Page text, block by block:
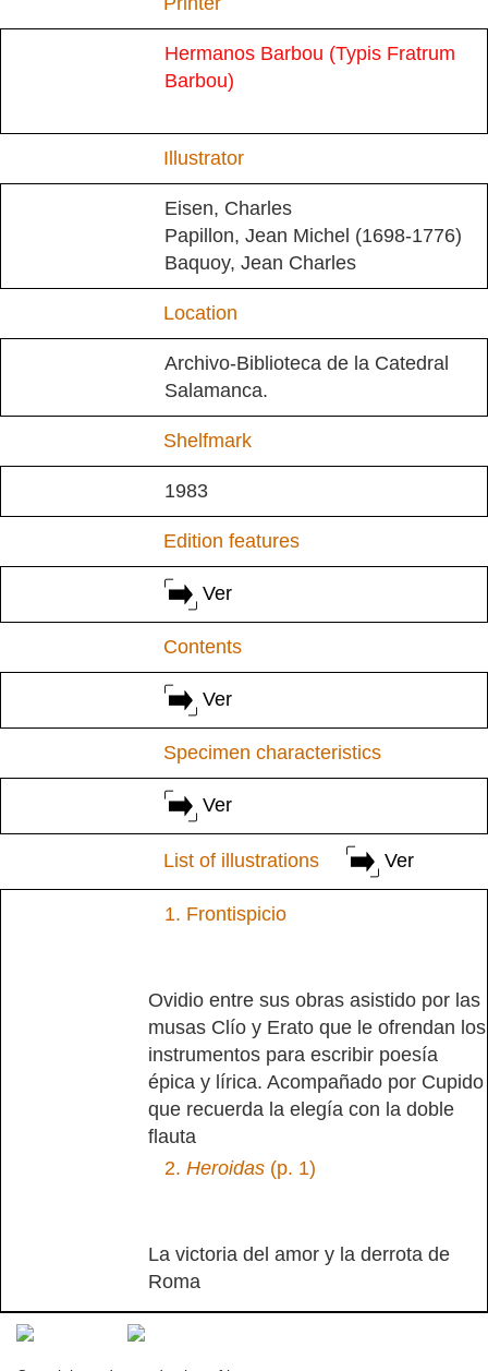
Hermanos Barbou (Typis Fratrum
Barbou)
Illustrator
Eisen, Charles
Papillon, Jean Michel (1698-1776)
Baquoy, Jean Charles
Location
Archivo-Biblioteca de la Catedral
Salamanca.
Shelfmark
1983
Edition features
Ver
Contents
Ver
Specimen characteristics
Ver
List of illustrations Ver
1. Frontispicio
Ovidio entre sus obras asistido por las
musas Clío y Erato que le ofrendan los
instrumentos para escribir poesía
épica y lírica. Acompañado por Cupido
que recuerda la elegía con la doble
flauta
2. Heroidas (p. 1)
La victoria del amor y la derrota de
Roma